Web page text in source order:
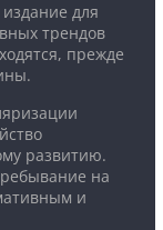
для
трендов
прежде
развитию.
на
и